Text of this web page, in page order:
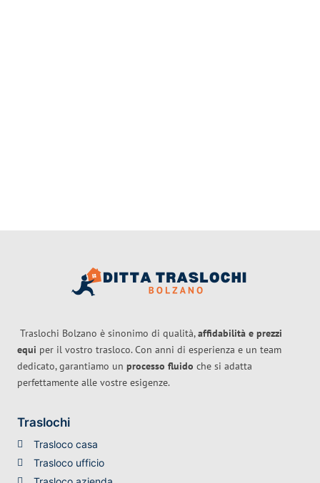
Traslochi Bolzano è sinonimo di qualità,affidabilità e prezzi
equi per il vostro trasloco. Con anni di esperienza e un team
dedicato, garantiamo un processo fluido che si adatta
perfettamente alle vostre esigenze.
Traslochi
Trasloco casa
Trasloco ufficio